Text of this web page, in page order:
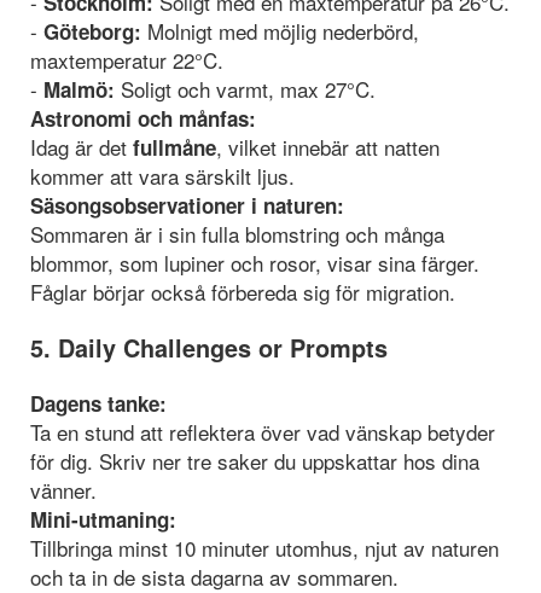
- Göteborg: Molnigt med möjlig nederbörd,
maxtemperatur 22°C.
- Malmö: Soligt och varmt, max 27°C.
Astronomi och månfas:
Idag är det fullmåne, vilket innebär att natten
kommer att vara särskilt ljus.
Säsongsobservationer i naturen:
Sommaren är i sin fulla blomstring och många
blommor, som lupiner och rosor, visar sina färger.
Fåglar börjar också förbereda sig för migration.
5. Daily Challenges or Prompts
Dagens tanke:
Ta en stund att reflektera över vad vänskap betyder
för dig. Skriv ner tre saker du uppskattar hos dina
vänner.
Mini-utmaning:
Tillbringa minst 10 minuter utomhus, njut av naturen
och ta in de sista dagarna av sommaren.